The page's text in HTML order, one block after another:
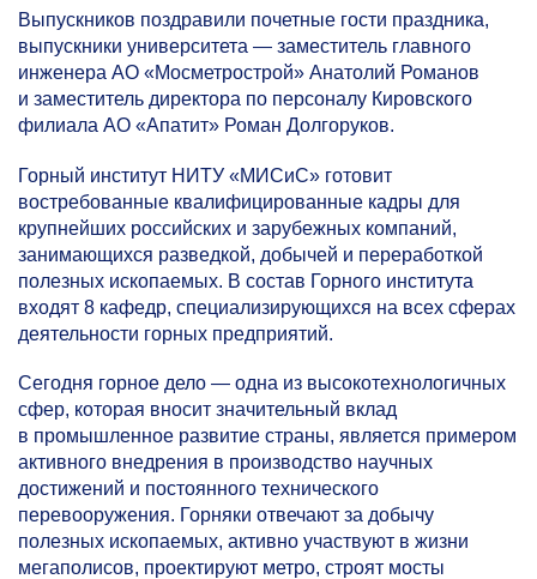
Выпускников поздравили почетные гости праздника,
выпускники университета — заместитель главного
инженера АО «Мосметрострой» Анатолий Романов
и заместитель директора по персоналу Кировского
филиала АО «Апатит» Роман Долгоруков.
Горный институт НИТУ «МИСиС» готовит
востребованные квалифицированные кадры для
крупнейших российских и зарубежных компаний,
занимающихся разведкой, добычей и переработкой
полезных ископаемых. В состав Горного института
входят 8 кафедр, специализирующихся на всех сферах
деятельности горных предприятий.
Сегодня горное дело — одна из высокотехнологичных
сфер, которая вносит значительный вклад
в промышленное развитие страны, является примером
активного внедрения в производство научных
достижений и постоянного технического
перевооружения. Горняки отвечают за добычу
полезных ископаемых, активно участвуют в жизни
мегаполисов, проектируют метро, строят мосты